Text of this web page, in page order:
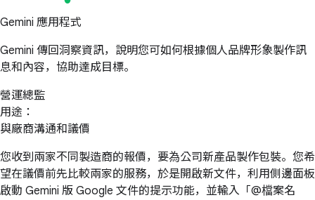
Gemini 應用程式
Gemini 傳回洞察資訊，說明您可如何根據個人品牌形象製作訊
息和內容，協助達成目標。
營運總監
用途：
與廠商溝通和議價
您收到兩家不同製造商的報價，要為公司新產品製作包裝。您希
望在議價前先比較兩家的服務，於是開啟新文件，利用側邊面板
啟動 Gemini 版 Google 文件的提示功能，並輸入「@檔案名